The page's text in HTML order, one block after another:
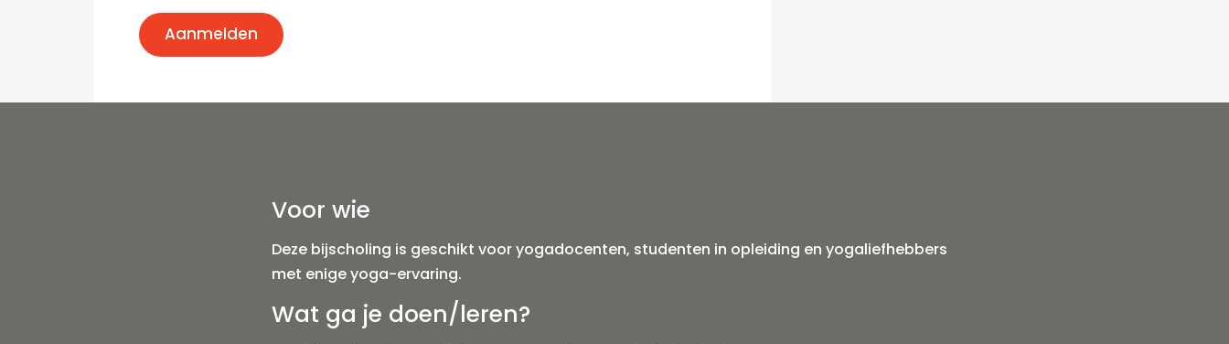
Aanmelden
Voor wie
Deze bijscholing is geschikt voor yogadocenten, studenten in opleiding en yogaliefhebbers
met enige yoga-ervaring.
Wat ga je doen/leren?